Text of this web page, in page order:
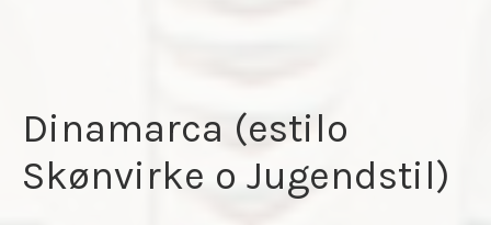
Dinamarca (estilo
Skønvirke o Jugendstil)